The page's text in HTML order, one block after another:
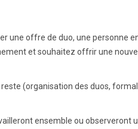
une offre de duo, une personne
et souhaitez offrir une
(organisation des duos,
ensemble ou observeront